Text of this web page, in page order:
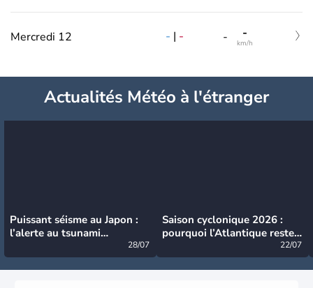
Mercredi 12 - | - - -
km/h
Actualités Météo à l'étranger
Puissant séisme au Japon :
l’alerte au tsunami
28/07
Saison cyclonique 2026 :
pourquoi l’Atlantique reste
22/07